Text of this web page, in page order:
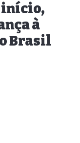
início,
à
Brasil